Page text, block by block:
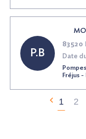
P.B
Date
Fréjus -
1 2